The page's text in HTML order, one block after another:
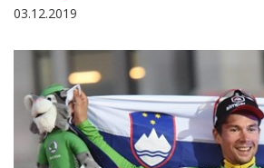
03.12.2019